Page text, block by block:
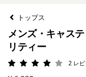
トップス
メンズ・キャス
リティー
評価: 4 / 5 2 レ